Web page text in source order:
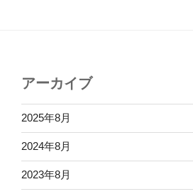
アーカイブ
2025年8月
2024年8月
2023年8月